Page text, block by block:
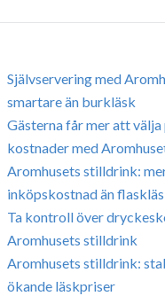
Självservering med
smartare än burkläsk
Gästerna får mer att välja
kostnader med
Aromhusets stilldrink:
inköpskostnad än
Ta kontroll över
Aromhusets stilldrink
Aromhusets stilldrink:
ökande läskpriser